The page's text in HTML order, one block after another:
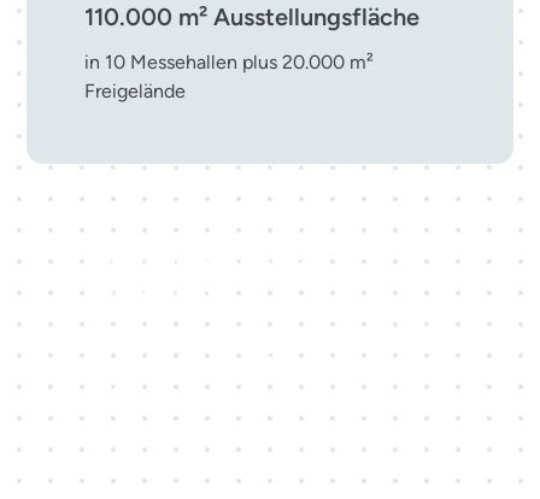
110.000 m² Ausstellungsfläche
in 10 Messehallen plus 20.000 m²
Freigelände
Top-10-Messestandort in
Deutschland
eine führende Adresse für nationale und
internationale Veranstaltungen mitten in
Europa.